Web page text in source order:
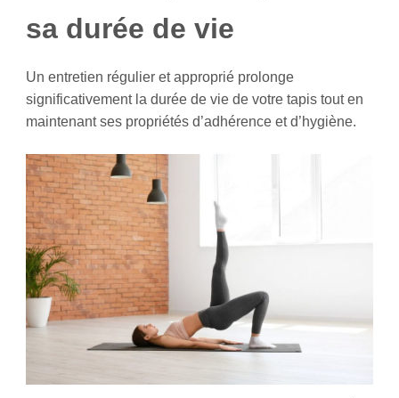
sa durée de vie
Un entretien régulier et approprié prolonge
significativement la durée de vie de votre tapis tout en
maintenant ses propriétés d’adhérence et d’hygiène.